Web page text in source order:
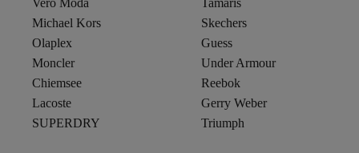
Michael Kors
Skechers
Olaplex
Guess
Moncler
Under Armour
Chiemsee
Reebok
Lacoste
Gerry Weber
SUPERDRY
Triumph